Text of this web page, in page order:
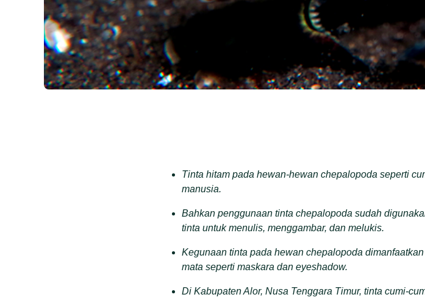
Tinta hitam pada hewan-hewan chepalopoda seperti
manusia.
Bahkan penggunaan tinta chepalopoda sudah
tinta untuk menulis, menggambar, dan melukis.
Kegunaan tinta pada hewan chepalopoda
mata seperti maskara dan eyeshadow.
Di Kabupaten Alor, Nusa Tenggara Timur, tinta cumi-